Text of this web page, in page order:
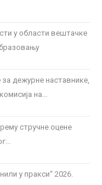
у области вештачке
дежурне наставнике,
на...
стручне оцене
у пракси“ 2026.